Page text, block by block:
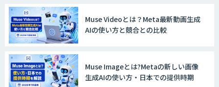
Muse Videoとは？Meta最新動画生成
AIの使い方と競合との比較
Muse Imageとは?Metaの新しい画像
生成AIの使い方・日本での提供時期